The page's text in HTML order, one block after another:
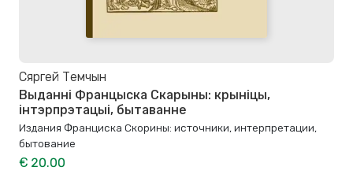
Сяргей Темчын
Выданні Францыска Скарыны: крыніцы,
інтэрпрэтацыі, бытаванне
Издания Франциска Скорины: источники, интерпретации,
бытование
€ 20.00